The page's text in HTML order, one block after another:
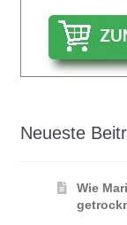
Neueste
Wie